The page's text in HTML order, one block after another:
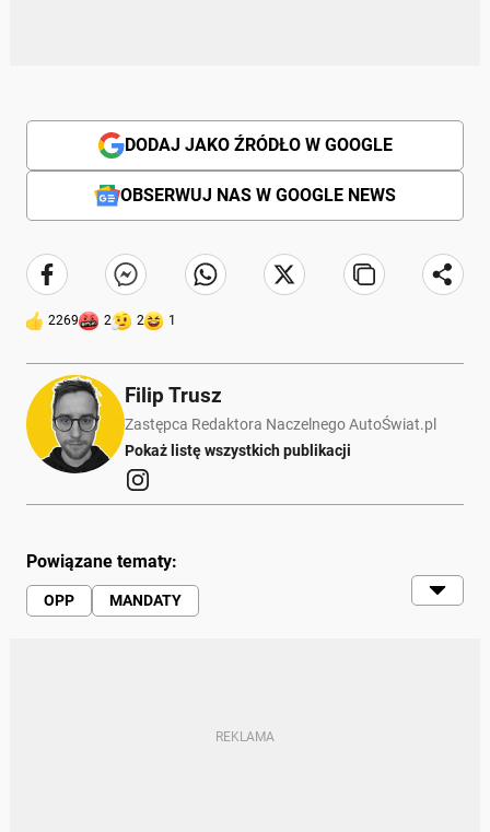
DODAJ JAKO ŹRÓDŁO W GOOGLE
OBSERWUJ NAS W GOOGLE NEWS
2269 2 2 1
Filip Trusz
Zastępca Redaktora Naczelnego AutoŚwiat.pl
Pokaż listę wszystkich publikacji
Powiązane tematy:
OPP
MANDATY